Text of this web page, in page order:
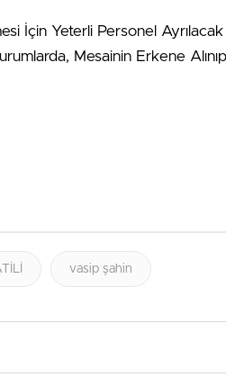
İçin Yeterli Personel Ayrılacak
Mesainin Erkene Alınıp
vasip şahin